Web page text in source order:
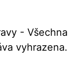
- Všechna
vyhrazena.